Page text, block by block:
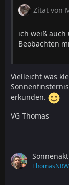
Zitat von
ich weiß auch
Beobachten
Vielleicht was
erkunden.
VG Thomas
ThomasNRW